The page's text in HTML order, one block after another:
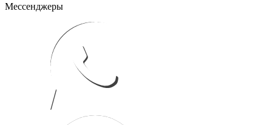
Мессенджеры